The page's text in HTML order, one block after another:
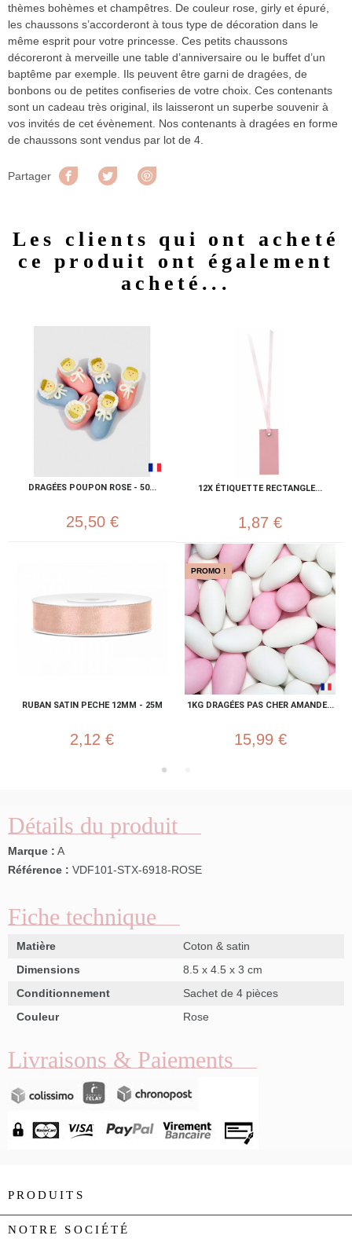
thèmes bohèmes et champêtres. De couleur rose, girly et épuré,
les chaussons s’accorderont à tous type de décoration dans le
même esprit pour votre princesse. Ces petits chaussons
décoreront à merveille une table d’anniversaire ou le buffet d’un
baptême par exemple. Ils peuvent être garni de dragées, de
bonbons ou de petites confiseries de votre choix. Ces contenants
sont un cadeau très original, ils laisseront un superbe souvenir à
vos invités de cet évènement. Nos contenants à dragées en forme
de chaussons sont vendus par lot de 4.
Partager Partager Tweet
Les clients qui ont acheté
ce produit ont également
acheté...
DRAGÉES POUPON ROSE - 50...
25,50 €
12X ÉTIQUETTE RECTANGLE...
1,87 €
RUBAN SATIN PECHE 12MM - 25M
2,12 €
1KG DRAGÉES PAS CHER AMANDE...
PROMO !
15,99 €
Détails du produit
Marque : A
Référence : VDF101-STX-6918-ROSE
Fiche technique
Matière
Coton & satin
Dimensions
8.5 x 4.5 x 3 cm
Conditionnement
Sachet de 4 pièces
Couleur
Rose
Livraisons & Paiements
PRODUITS
NOTRE SOCIÉTÉ